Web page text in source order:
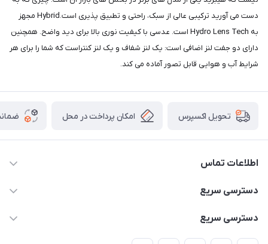
دست می آورید ترکیبی عالی از سبک، راحتی و تطبیق پذیری است.Hybrid مجهز
به Hydro Lens Tech است. عدسی با کیفیت نوری بالا برای دید واضح. همچنین
دارای دو جفت لنز اضافی است: یک لنز شفاف و یک لنز کنتراست که شما را برای هر
شرایط آب و هوایی قابل تصور آماده می کند.
تحویل اکسپرس امکان پرداخت در محل
اطلاعات تماس
02166456492 - 09121933405
دسترسی سریع
خرید کیسه خواب
دسترسی سریع
چادر سرخپوستی